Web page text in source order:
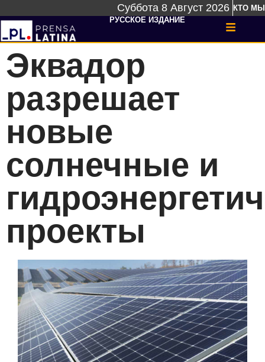
Суббота 8 Август 2026 КТО МЫ
РУССКОЕ ИЗДАНИЕ
Эквадор
разрешает
новые
солнечные и
проекты